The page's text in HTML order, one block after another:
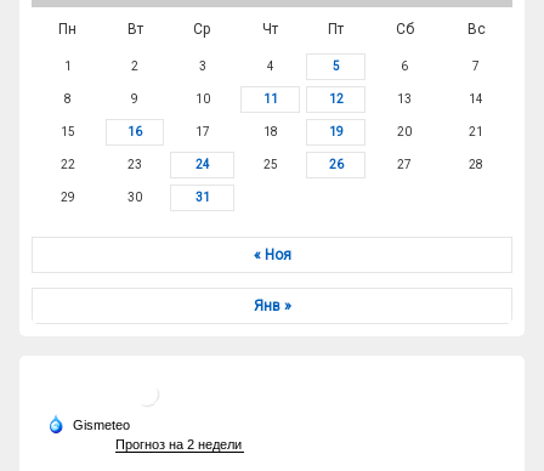
Пн Вт Ср Чт Пт Сб Вс
1 2 3 4 5 6 7
8 9 10 11 12 13 14
15 16 17 18 19 20 21
22 23 24 25 26 27 28
29 30 31
« Ноя
Янв »